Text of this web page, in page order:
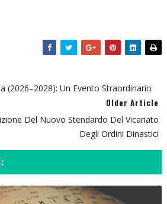
(2026–2028): Un Evento Straordinario
Older Article
Del Nuovo Stendardo Del Vicariato
Degli Ordini Dinastici